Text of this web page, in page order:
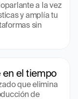
a la vez
y amplía tu
sin
en el tiempo
que elimina
de